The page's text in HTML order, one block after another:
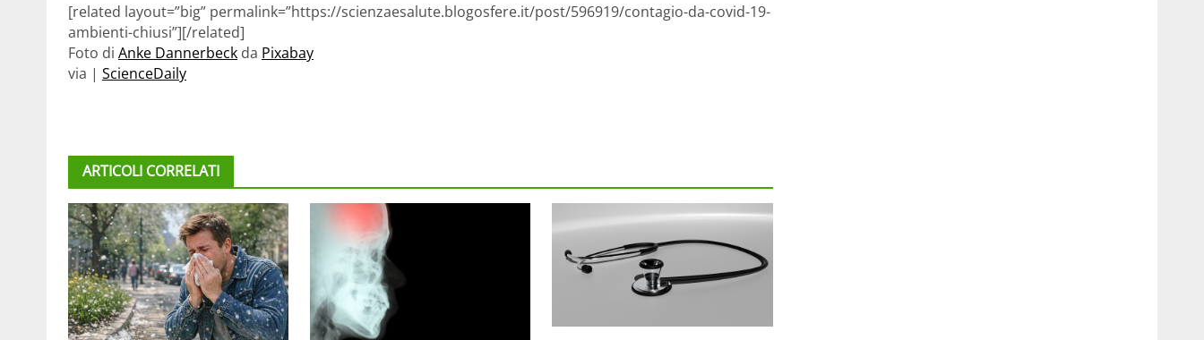
[related layout=”big” permalink=”https://scienzaesalute.blogosfere.it/post/596919/contagio-da-covid-19-
ambienti-chiusi”][/related]
Foto di Anke Dannerbeck da Pixabay
via | ScienceDaily
ARTICOLI CORRELATI